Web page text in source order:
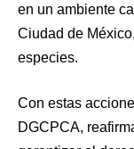
en un ambiente
Ciudad de
especies.
Con estas
DGCPCA,